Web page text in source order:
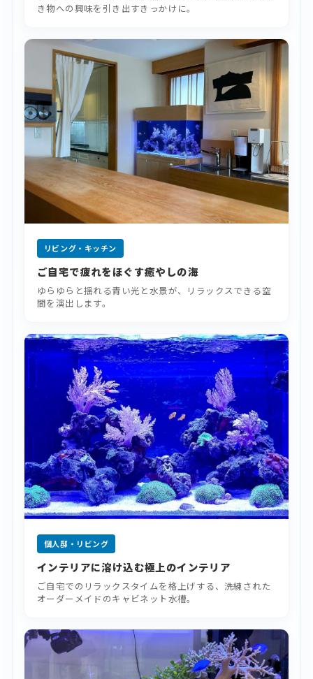
き物への興味を引き出すきっかけに。
リビング・キッチン
ご自宅で疲れをほぐす癒やしの海
ゆらゆらと揺れる青い光と水景が、リラックスできる空
間を演出します。
個人邸・リビング
インテリアに溶け込む極上のインテリア
ご自宅でのリラックスタイムを格上げする、洗練された
オーダーメイドのキャビネット水槽。